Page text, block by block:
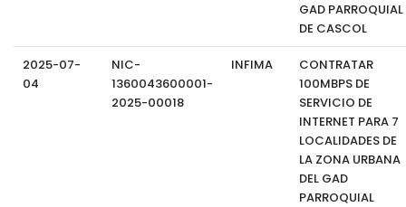
GAD PARROQUIAL
DE CASCOL
2025-07-
04
NIC-
1360043600001-
2025-00018
INFIMA
CONTRATAR
100MBPS DE
SERVICIO DE
INTERNET PARA 7
LOCALIDADES DE
LA ZONA URBANA
DEL GAD
PARROQUIAL